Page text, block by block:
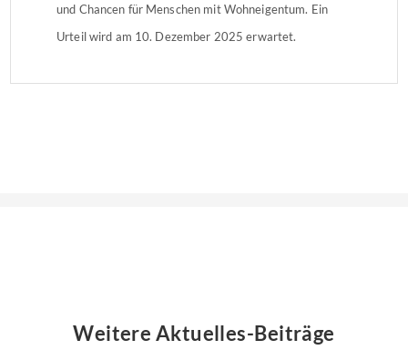
und Chancen für Menschen mit Wohneigentum. Ein
Urteil wird am 10. Dezember 2025 erwartet.
Weitere Aktuelles-Beiträge